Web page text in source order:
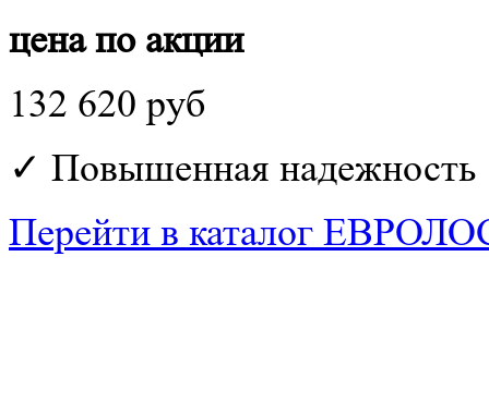
цена по акции
132 620 руб
✓ Повышенная надежность
Перейти в каталог